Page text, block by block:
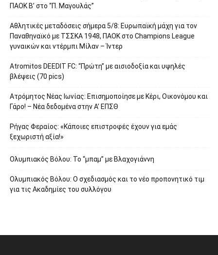
ΠΑΟΚ Β’ στο “Π. Μαγουλάς”
Αθλητικές μεταδόσεις σήμερα 5/8: Ευρωπαϊκή μάχη για τον
Παναθηναϊκό με ΤΣΣΚΑ 1948, ΠΑΟΚ στο Champions League
γυναικών και ντέρμπι Μίλαν – Ίντερ
Atromitos DEEDIT FC: “Πρώτη” με αισιοδοξία και υψηλές
βλέψεις (70 pics)
Ατρόμητος Νέας Ιωνίας: Επισημοποίησε με Κέρι, Οικονόμου και
Γάρο! – Νέα δεδομένα στην Α’ ΕΠΣΘ
Ρήγας Φεραίος: «Κάποιες επιστροφές έχουν για εμάς
ξεχωριστή αξία!»
Ολυμπιακός Βόλου: Το “μπαμ” με Βλαχογιάννη
Ολυμπιακός Βόλου: Ο σχεδιασμός και το νέο προπονητικό τιμ
για τις Ακαδημίες του συλλόγου